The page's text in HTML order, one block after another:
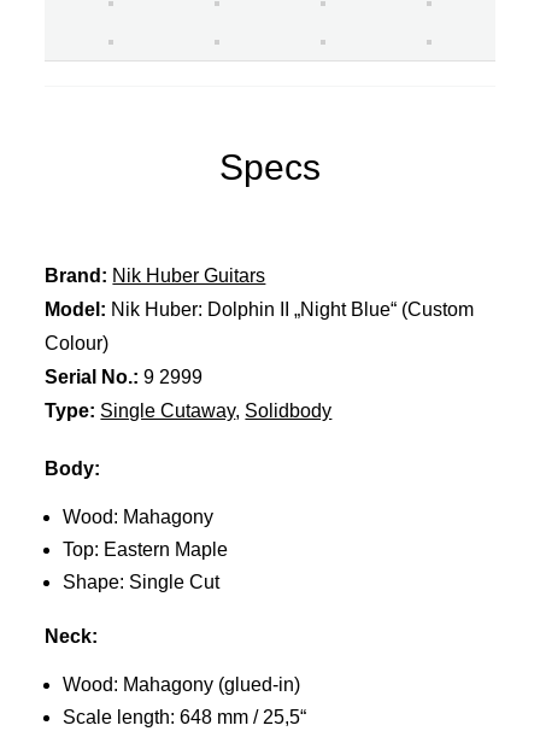
Specs
Brand: Nik Huber Guitars
Model: Nik Huber: Dolphin II „Night Blue“ (Custom
Colour)
Serial No.: 9 2999
Type: Single Cutaway, Solidbody
Body:
Wood: Mahagony
Top: Eastern Maple
Shape: Single Cut
Neck:
Wood: Mahagony (glued-in)
Scale length: 648 mm / 25,5“